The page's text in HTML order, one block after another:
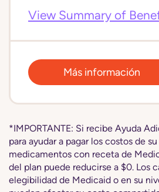
View Summary of
Más información
*IMPORTANTE: Si recibe Ayuda
para ayudar a pagar los costos de
medicamentos con receta de
del plan puede reducirse a $0. Los
elegibilidad de Medicaid o en su